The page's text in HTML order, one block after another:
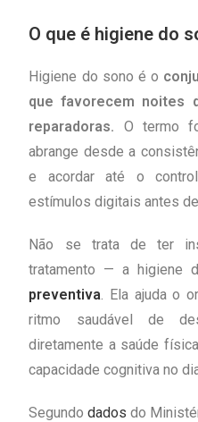
O que é higiene do
Higiene do sono é o
que favorecem noites
reparadoras. O termo
abrange desde a
e acordar até o
estímulos digitais antes
Não se trata de ter
tratamento — a higiene
preventiva. Ela ajuda o
ritmo saudável de
diretamente a saúde
capacidade cognitiva no
Segundodados do